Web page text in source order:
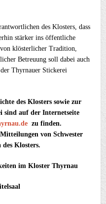
des Klosters, dass
stärker ins öffentliche
klösterlicher Tradition,
Betreuung soll dabei auch
Thyrnauer Stickerei
des Klosters sowie zur
sind auf der Internetseite
zu finden.
von Schwester
Klosters.
im Kloster Thyrnau